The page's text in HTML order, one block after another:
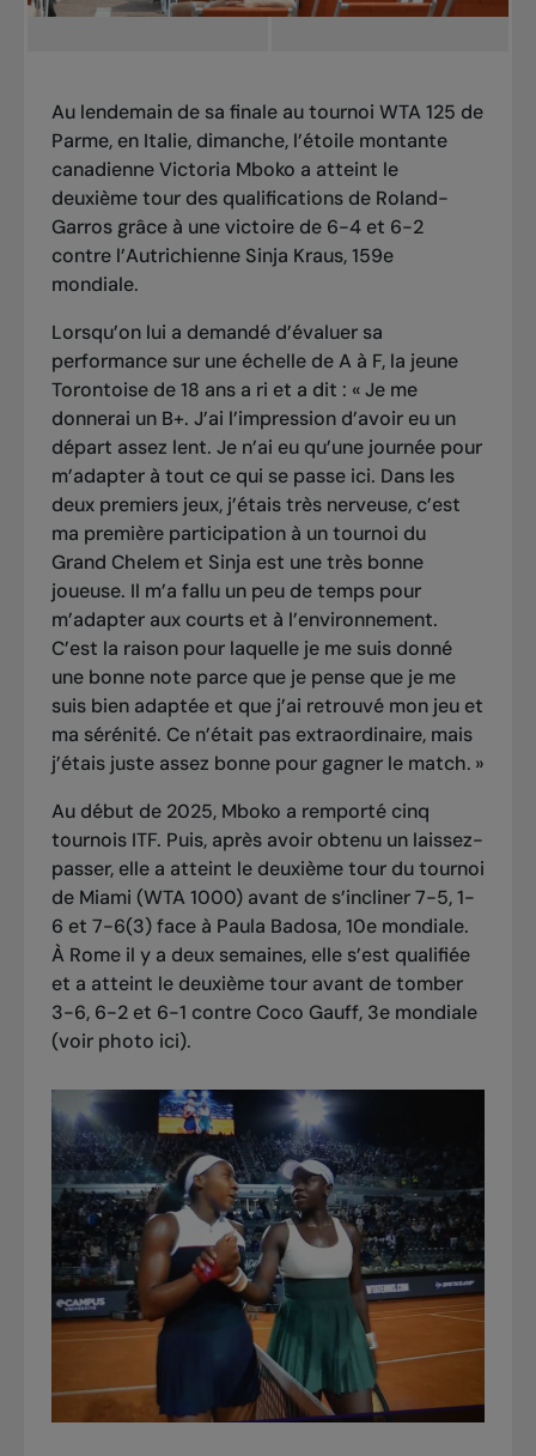
Au lendemain de sa finale au tournoi WTA 125 de
Parme, en Italie, dimanche, l’étoile montante
canadienne Victoria Mboko a atteint le
deuxième tour des qualifications de Roland-
Garros grâce à une victoire de 6-4 et 6-2
contre l’Autrichienne Sinja Kraus, 159e
mondiale.
Lorsqu’on lui a demandé d’évaluer sa
performance sur une échelle de A à F, la jeune
Torontoise de 18 ans a ri et a dit : « Je me
donnerai un B+. J’ai l’impression d’avoir eu un
départ assez lent. Je n’ai eu qu’une journée pour
m’adapter à tout ce qui se passe ici. Dans les
deux premiers jeux, j’étais très nerveuse, c’est
ma première participation à un tournoi du
Grand Chelem et Sinja est une très bonne
joueuse. Il m’a fallu un peu de temps pour
m’adapter aux courts et à l’environnement.
C’est la raison pour laquelle je me suis donné
une bonne note parce que je pense que je me
suis bien adaptée et que j’ai retrouvé mon jeu et
ma sérénité. Ce n’était pas extraordinaire, mais
j’étais juste assez bonne pour gagner le match. »
Au début de 2025, Mboko a remporté cinq
tournois ITF. Puis, après avoir obtenu un laissez-
passer, elle a atteint le deuxième tour du tournoi
de Miami (WTA 1000) avant de s’incliner 7-5, 1-
6 et 7-6(3) face à Paula Badosa, 10e mondiale.
À Rome il y a deux semaines, elle s’est qualifiée
et a atteint le deuxième tour avant de tomber
3-6, 6-2 et 6-1 contre Coco Gauff, 3e mondiale
(voir photo ici).